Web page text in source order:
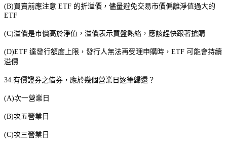
(B)買賣前應注意 ETF 的折溢價，儘量避免交易市價偏離淨值過大的
ETF
(C)溢價是市價高於淨值，溢價表示買盤熱絡，應該趕快跟著搶購
(D)ETF 達發行額度上限，發行人無法再受理申購時， ETF 可能會持續
溢價
34. 有價證券之借券，應於幾個營業日逐筆歸還？
(A)次一營業日
(B)次五營業日
(C)次三營業日